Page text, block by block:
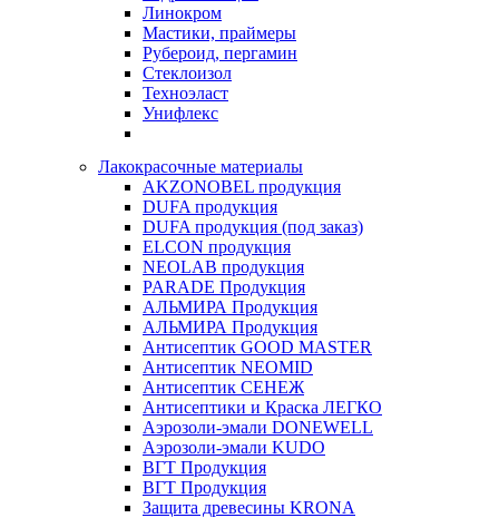
Линокром
Мастики, праймеры
Рубероид, пергамин
Стеклоизол
Техноэласт
Унифлекс
Лакокрасочные материалы
AKZONOBEL продукция
DUFA продукция
DUFA продукция (под заказ)
ELCON продукция
NEOLAB продукция
PARADE Продукция
АЛЬМИРА Продукция
АЛЬМИРА Продукция
Антисептик GOOD MASTER
Антисептик NEOMID
Антисептик СЕНЕЖ
Антисептики и Краска ЛЕГКО
Аэрозоли-эмали DONEWELL
Аэрозоли-эмали KUDO
ВГТ Продукция
ВГТ Продукция
Защита древесины KRONA